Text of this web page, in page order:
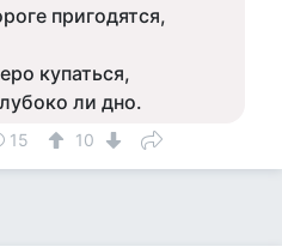
пригодятся,
купаться,
ли дно.
15 10